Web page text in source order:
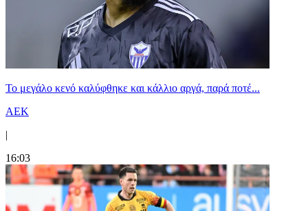
Το μεγάλο κενό καλύφθηκε και κάλλιο αργά, παρά ποτέ...
ΑΕΚ
|
16:03